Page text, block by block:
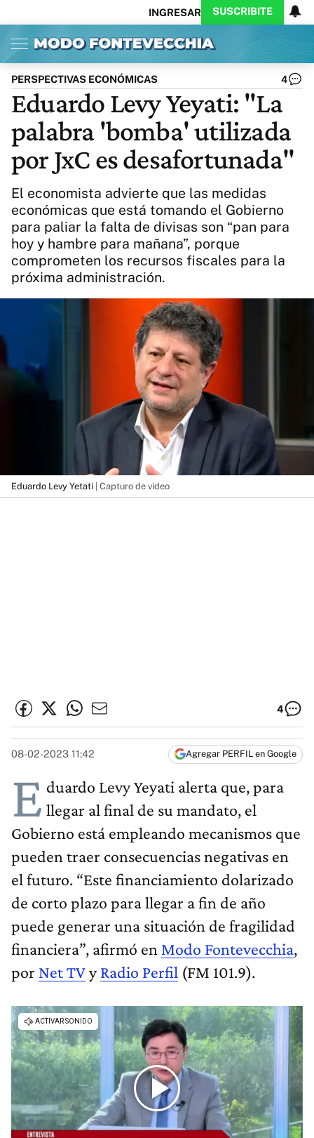
INGRESAR SUSCRIBITE
Inicio Ahora
Opinión
Política
Ciencia
Protagonistas
Cultura
Arte
Educación
Internacional
Clima
Deportes
CARAS
Exitoina
Turismo
Videos
Córdoba
Reperfilar
Business
Noticias
Caras
Exitoina
Gaming
Vivo
Diario del Juicio
Actualidad
PERSPECTIVAS ECONÓMICAS 4
Eduardo Levy Yeyati: "La
palabra 'bomba' utilizada
por JxC es desafortunada"
El economista advierte que las medidas
económicas que está tomando el Gobierno
para paliar la falta de divisas son “pan para
hoy y hambre para mañana”, porque
comprometen los recursos fiscales para la
próxima administración.
Eduardo Levy Yetati | Capturo de video
4
08-02-2023 11:42 Agregar PERFIL en Google
E duardo Levy Yeyati alerta que, para
llegar al final de su mandato, el
Gobierno está empleando mecanismos que
pueden traer consecuencias negativas en
el futuro. “Este financiamiento dolarizado
de corto plazo para llegar a fin de año
puede generar una situación de fragilidad
financiera”, afirmó en Modo Fontevecchia,
por Net TVyRadio Perfil (FM 101.9).